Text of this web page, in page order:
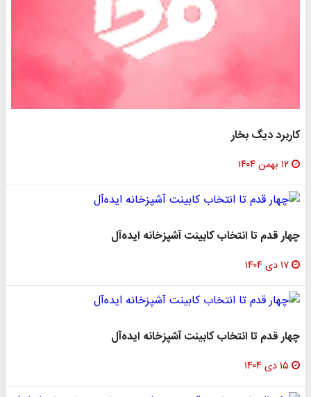
کاربرد دیگ بخار
۱۲ بهمن ۱۴۰۴
چهار قدم تا انتخاب کابینت آشپزخانه ایده‌آل
۱۷ دی ۱۴۰۴
چهار قدم تا انتخاب کابینت آشپزخانه ایده‌آل
۱۵ دی ۱۴۰۴